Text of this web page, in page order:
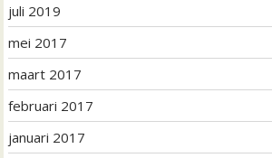
juli 2019
mei 2017
maart 2017
februari 2017
januari 2017